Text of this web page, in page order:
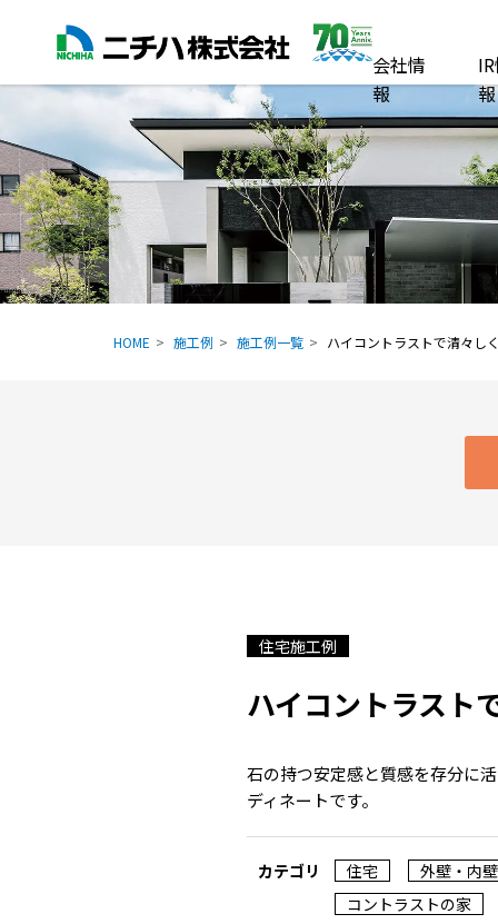
会社情
報
報
HOME 施工例 施工例一覧 ハイコントラストで清々し
住宅施工例
ハイコントラスト
石の持つ安定感と質感を存分に
ディネートです。
カテゴリ 住宅
外壁・内壁
コントラストの家